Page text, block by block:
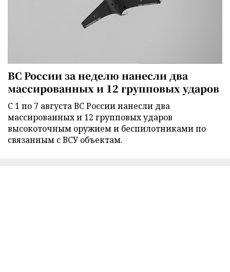
ВС России за неделю нанесли два
массированных и 12 групповых ударов
С 1 по 7 августа ВС России нанесли два
массированных и 12 групповых ударов
высокоточным оружием и беспилотниками по
связанным с ВСУ объектам.